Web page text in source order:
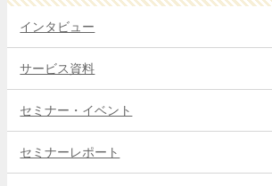
インタビュー
サービス資料
セミナー・イベント
セミナーレポート